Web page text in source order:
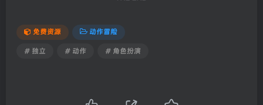
免费资源 动作冒险
# 独立 # 动作 # 角色扮演